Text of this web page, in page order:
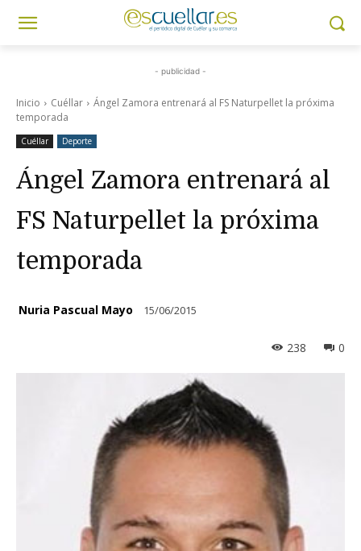
- publicidad -
Inicio Cuéllar
Ángel Zamora entrenará al FS Naturpellet la próxima
temporada
Cuéllar Deporte
Ángel Zamora entrenará al
FS Naturpellet la próxima
temporada
Nuria Pascual Mayo 15/06/2015
0
238